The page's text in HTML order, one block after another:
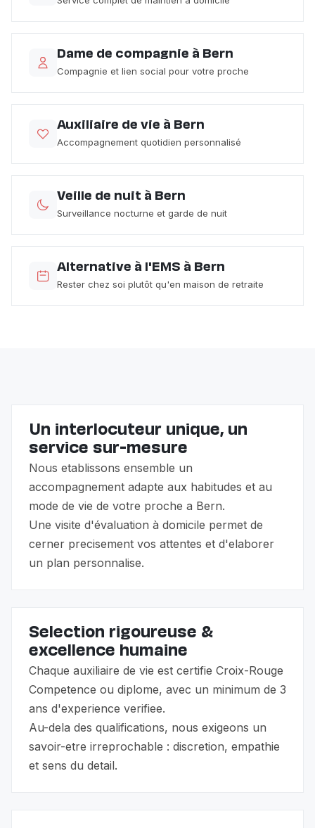
Dame de compagnie à Bern
Compagnie et lien social pour votre proche
Auxiliaire de vie à Bern
Accompagnement quotidien personnalisé
Veille de nuit à Bern
Surveillance nocturne et garde de nuit
Alternative à l'EMS à Bern
Rester chez soi plutôt qu'en maison de retraite
Un interlocuteur unique, un
service sur-mesure
Nous etablissons ensemble un
accompagnement adapte aux habitudes et au
mode de vie de votre proche a Bern.
Une visite d'évaluation à domicile permet de
cerner precisement vos attentes et d'elaborer
un plan personnalise.
Selection rigoureuse &
excellence humaine
Chaque auxiliaire de vie est certifie Croix-Rouge
Competence ou diplome, avec un minimum de 3
ans d'experience verifiee.
Au-dela des qualifications, nous exigeons un
savoir-etre irreprochable : discretion, empathie
et sens du detail.